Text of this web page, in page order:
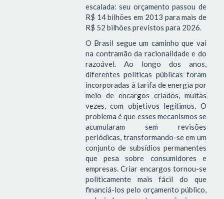
escalada: seu orçamento passou de
R$ 14 bilhões em 2013 para mais de
R$ 52 bilhões previstos para 2026.
O Brasil segue um caminho que vai
na contramão da racionalidade e do
razoável. Ao longo dos anos,
diferentes políticas públicas foram
incorporadas à tarifa de energia por
meio de encargos criados, muitas
vezes, com objetivos legítimos. O
problema é que esses mecanismos se
acumularam sem revisões
periódicas, transformando-se em um
conjunto de subsídios permanentes
que pesa sobre consumidores e
empresas. Criar encargos tornou-se
politicamente mais fácil do que
financiá-los pelo orçamento público,